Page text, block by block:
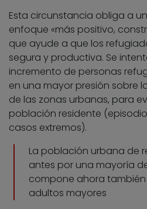
Esta circunstancia obliga a
enfoque «más positivo,
que ayude a que los
segura y productiva. Se
incremento de personas
en una mayor presión sobre
de las zonas urbanas, para
población residente
casos extremos).
La población urbana de
antes por una mayoría
compone ahora también
adultos mayores